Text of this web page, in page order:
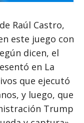
Raúl Castro,
este juego con
dicen, el
en La
que ejecutó
y luego, que
Trump